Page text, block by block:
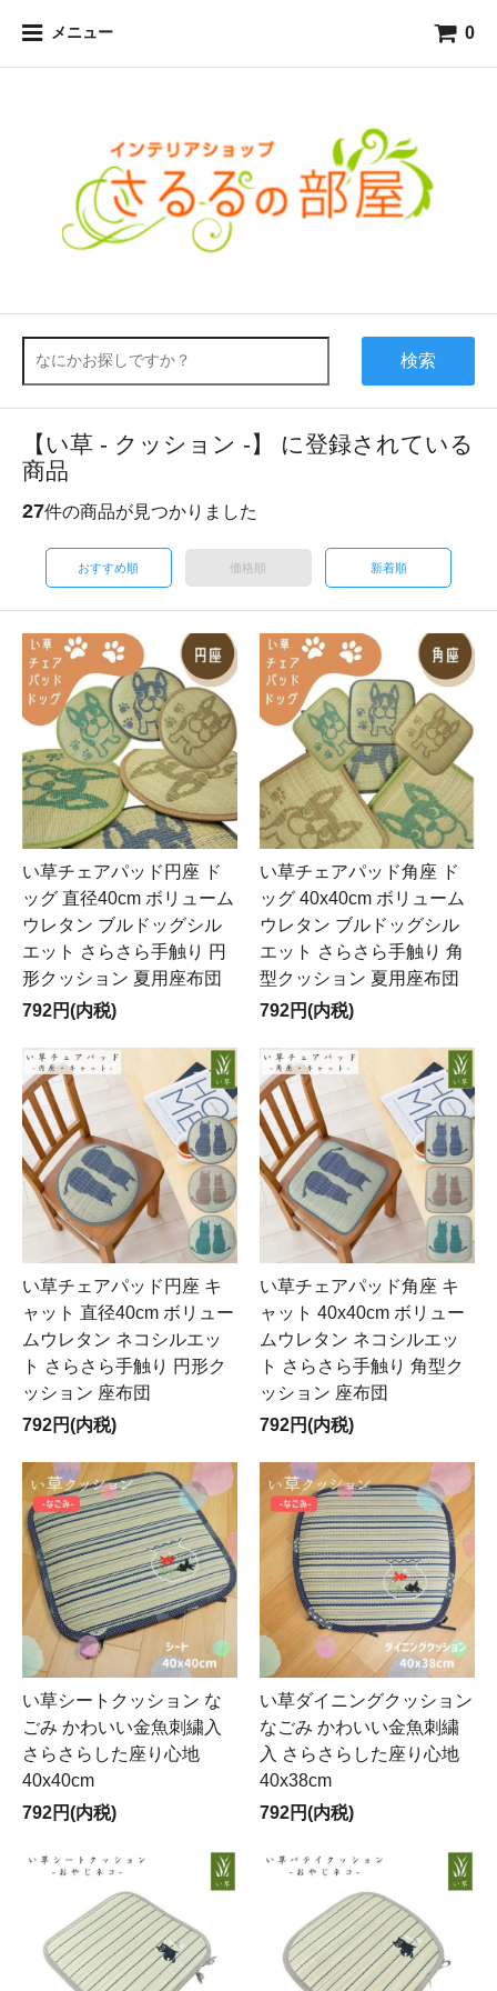
メニュー 0
検索
【い草 - クッション -】 に登録されている
商品
27件の商品が見つかりました
おすすめ順 価格順 新着順
い草チェアパッド円座 ド
ッグ 直径40cm ボリューム
ウレタン ブルドッグシル
エット さらさら手触り 円
形クッション 夏用座布団
792円(内税)
い草チェアパッド角座 ド
ッグ 40x40cm ボリューム
ウレタン ブルドッグシル
エット さらさら手触り 角
型クッション 夏用座布団
792円(内税)
い草チェアパッド円座 キ
ャット 直径40cm ボリュー
ムウレタン ネコシルエッ
ト さらさら手触り 円形ク
ッション 座布団
792円(内税)
い草チェアパッド角座 キ
ャット 40x40cm ボリュー
ムウレタン ネコシルエッ
ト さらさら手触り 角型ク
ッション 座布団
792円(内税)
い草シートクッション な
ごみ かわいい金魚刺繍入
さらさらした座り心地
40x40cm
792円(内税)
い草ダイニングクッション
なごみ かわいい金魚刺繍
入 さらさらした座り心地
40x38cm
792円(内税)